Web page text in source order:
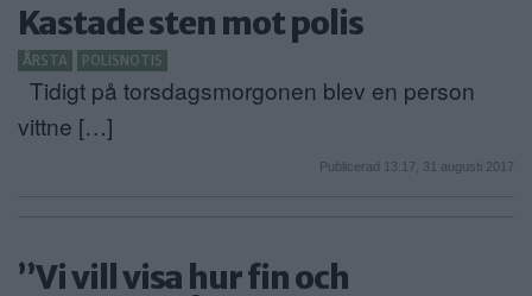
Kastade sten mot polis
ÅRSTA POLISNOTIS
Tidigt på torsdagsmorgonen blev en person
vittne […]
Publicerad 13:17, 31 augusti 2017
”Vi vill visa hur fin och